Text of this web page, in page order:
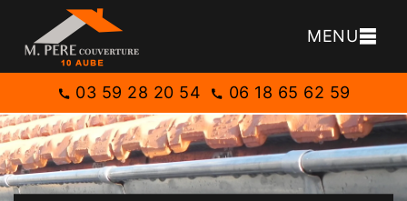
MENU
03 59 28 20 54 06 18 65 62 59